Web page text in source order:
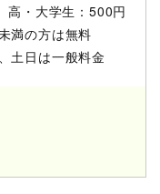
・大学生：500円
満の方は無料
土日は一般料金